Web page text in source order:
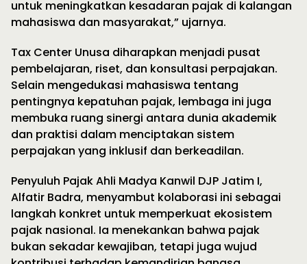
untuk meningkatkan kesadaran pajak di kalangan
mahasiswa dan masyarakat,” ujarnya.
Tax Center Unusa diharapkan menjadi pusat
pembelajaran, riset, dan konsultasi perpajakan.
Selain mengedukasi mahasiswa tentang
pentingnya kepatuhan pajak, lembaga ini juga
membuka ruang sinergi antara dunia akademik
dan praktisi dalam menciptakan sistem
perpajakan yang inklusif dan berkeadilan.
Penyuluh Pajak Ahli Madya Kanwil DJP Jatim I,
Alfatir Badra, menyambut kolaborasi ini sebagai
langkah konkret untuk memperkuat ekosistem
pajak nasional. Ia menekankan bahwa pajak
bukan sekadar kewajiban, tetapi juga wujud